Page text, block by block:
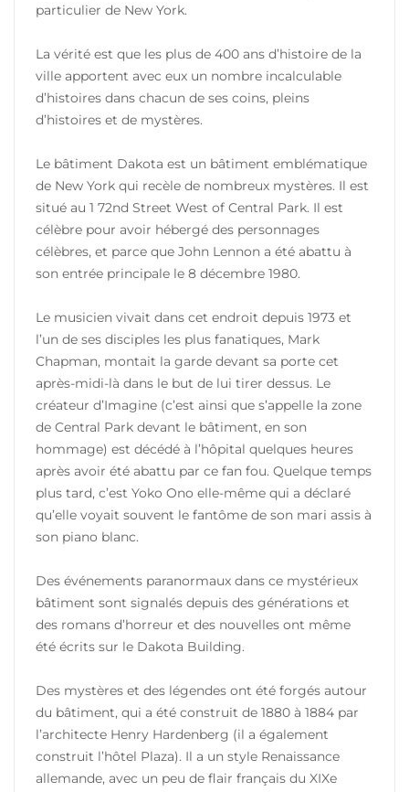
particulier de New York.
La vérité est que les plus de 400 ans d’histoire de la
ville apportent avec eux un nombre incalculable
d’histoires dans chacun de ses coins, pleins
d’histoires et de mystères.
Le bâtiment Dakota est un bâtiment emblématique
de New York qui recèle de nombreux mystères. Il est
situé au 1 72nd Street West of Central Park. Il est
célèbre pour avoir hébergé des personnages
célèbres, et parce que John Lennon a été abattu à
son entrée principale le 8 décembre 1980.
Le musicien vivait dans cet endroit depuis 1973 et
l’un de ses disciples les plus fanatiques, Mark
Chapman, montait la garde devant sa porte cet
après-midi-là dans le but de lui tirer dessus. Le
créateur d’Imagine (c’est ainsi que s’appelle la zone
de Central Park devant le bâtiment, en son
hommage) est décédé à l’hôpital quelques heures
après avoir été abattu par ce fan fou. Quelque temps
plus tard, c’est Yoko Ono elle-même qui a déclaré
qu’elle voyait souvent le fantôme de son mari assis à
son piano blanc.
Des événements paranormaux dans ce mystérieux
bâtiment sont signalés depuis des générations et
des romans d’horreur et des nouvelles ont même
été écrits sur le Dakota Building.
Des mystères et des légendes ont été forgés autour
du bâtiment, qui a été construit de 1880 à 1884 par
l’architecte Henry Hardenberg (il a également
construit l’hôtel Plaza). Il a un style Renaissance
allemande, avec un peu de flair français du XIXe